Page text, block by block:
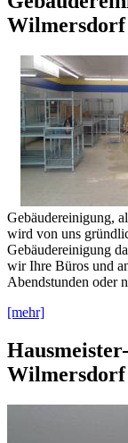
Wilmersdorf
Gebäudereinigung,
wird von uns
Gebäudereinigung
wir Ihre Büros und
Abendstunden oder
[mehr]
Wilmersdorf